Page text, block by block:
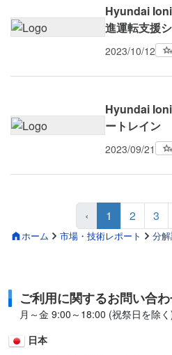
ホーム 市場・技術レポート 分
Hyundai
進運転支援シ
2023/10/12
Hyundai
ートレイン
2023/09/21
‹ 1 2 3
ご利用に関するお問い合
月～金 9:00～18:00 (祝祭日を除
日本